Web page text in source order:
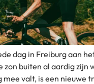
dag in Freiburg aan
zon buiten al aardig zijn
valt, is een nieuwe